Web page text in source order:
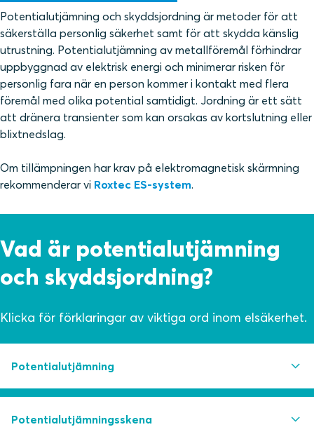
Potentialutjämning och skyddsjordning är metoder för att
säkerställa personlig säkerhet samt för att skydda känslig
utrustning. Potentialutjämning av metallföremål förhindrar
uppbyggnad av elektrisk energi och minimerar risken för
personlig fara när en person kommer i kontakt med flera
föremål med olika potential samtidigt. Jordning är ett sätt
att dränera transienter som kan orsakas av kortslutning eller
blixtnedslag.
Om tillämpningen har krav på elektromagnetisk skärmning
rekommenderar vi Roxtec ES-system.
Vad är potentialutjämning
och skyddsjordning?
Klicka för förklaringar av viktiga ord inom elsäkerhet.
Potentialutjämning
Det är handlingen att elektriskt förbinda två eller flera
Potentialutjämningsskena